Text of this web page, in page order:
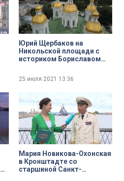
Юрий Щербаков на
Никольской площади с
историком Бориславом
25 июля 2021 13:36
Мария Новикова-Охонская
в Кронштадте со
старшиной Санкт-